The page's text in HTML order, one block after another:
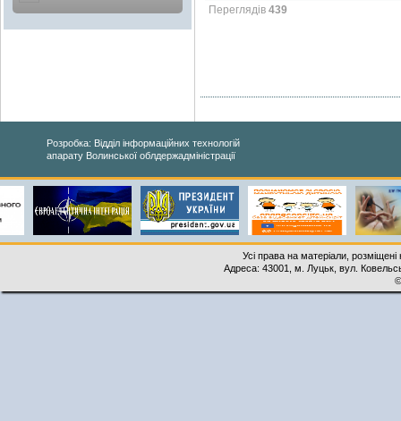
Переглядів 439
Розробка: Відділ інформаційних технологій
апарату Волинської облдержадміністрації
Усі права на матеріали,
Адреса: 43001, м. Луцьк, вул.